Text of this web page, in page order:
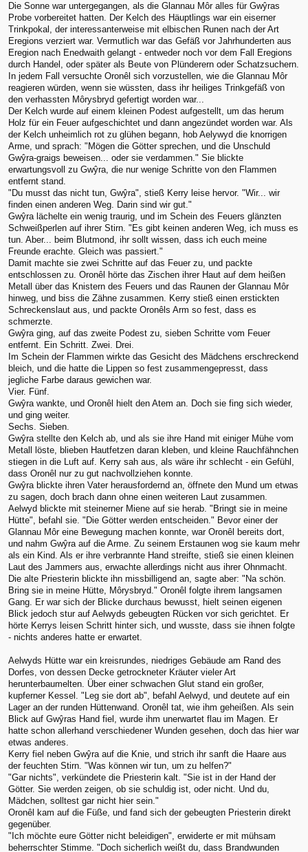
Die Sonne war untergegangen, als die Glannau Môr alles für Gwŷras
Probe vorbereitet hatten. Der Kelch des Häuptlings war ein eiserner
Trinkpokal, der interessanterweise mit elbischen Runen nach der Art
Eregions verziert war. Vermutlich war das Gefäß vor Jahrhunderten aus
Eregion nach Enedwaith gelangt - entweder noch vor dem Fall Eregions
durch Handel, oder später als Beute von Plünderern oder Schatzsuchern.
In jedem Fall versuchte Oronêl sich vorzustellen, wie die Glannau Môr
reagieren würden, wenn sie wüssten, dass ihr heiliges Trinkgefäß von
den verhassten Môrysbryd gefertigt worden war...
Der Kelch wurde auf einem kleinen Podest aufgestellt, um das herum
Holz für ein Feuer aufgeschichtet und dann angezündet worden war. Als
der Kelch unheimlich rot zu glühen begann, hob Aelywyd die knorrigen
Arme, und sprach: "Mögen die Götter sprechen, und die Unschuld
Gwŷra-graigs beweisen... oder sie verdammen." Sie blickte
erwartungsvoll zu Gwŷra, die nur wenige Schritte von den Flammen
entfernt stand.
"Du musst das nicht tun, Gwŷra", stieß Kerry leise hervor. "Wir... wir
finden einen anderen Weg. Darin sind wir gut."
Gwŷra lächelte ein wenig traurig, und im Schein des Feuers glänzten
Schweißperlen auf ihrer Stirn. "Es gibt keinen anderen Weg, ich muss es
tun. Aber... beim Blutmond, ihr sollt wissen, dass ich euch meine
Freunde erachte. Gleich was passiert."
Damit machte sie zwei Schritte auf das Feuer zu, und packte
entschlossen zu. Oronêl hörte das Zischen ihrer Haut auf dem heißen
Metall über das Knistern des Feuers und das Raunen der Glannau Môr
hinweg, und biss die Zähne zusammen. Kerry stieß einen erstickten
Schreckenslaut aus, und packte Oronêls Arm so fest, dass es
schmerzte.
Gwŷra ging, auf das zweite Podest zu, sieben Schritte vom Feuer
entfernt. Ein Schritt. Zwei. Drei.
Im Schein der Flammen wirkte das Gesicht des Mädchens erschreckend
bleich, und die hatte die Lippen so fest zusammengepresst, dass
jegliche Farbe daraus gewichen war.
Vier. Fünf.
Gwŷra wankte, und Oronêl hielt den Atem an. Doch sie fing sich wieder,
und ging weiter.
Sechs. Sieben.
Gwŷra stellte den Kelch ab, und als sie ihre Hand mit einiger Mühe vom
Metall löste, blieben Hautfetzen daran kleben, und kleine Rauchfähnchen
stiegen in die Luft auf. Kerry sah aus, als wäre ihr schlecht - ein Gefühl,
dass Oronêl nur zu gut nachvollziehen konnte.
Gwŷra blickte ihren Vater herausfordernd an, öffnete den Mund um etwas
zu sagen, doch brach dann ohne einen weiteren Laut zusammen.
Aelwyd blickte mit steinerner Miene auf sie herab. "Bringt sie in meine
Hütte", befahl sie. "Die Götter werden entscheiden." Bevor einer der
Glannau Môr eine Bewegung machen konnte, war Oronêl bereits dort,
und nahm Gwŷra auf die Arme. Zu seinem Erstaunen wog sie kaum mehr
als ein Kind. Als er ihre verbrannte Hand streifte, stieß sie einen kleinen
Laut des Jammers aus, erwachte allerdings nicht aus ihrer Ohnmacht.
Die alte Priesterin blickte ihn missbilligend an, sagte aber: "Na schön.
Bring sie in meine Hütte, Môrysbryd." Oronêl folgte ihrem langsamen
Gang. Er war sich der Blicke durchaus bewusst, hielt seinen eigenen
Blick jedoch stur auf Aelwyds gebeugten Rücken vor sich gerichtet. Er
hörte Kerrys leisen Schritt hinter sich, und wusste, dass sie ihnen folgte
- nichts anderes hatte er erwartet.
Aelwyds Hütte war ein kreisrundes, niedriges Gebäude am Rand des
Dorfes, von dessen Decke getrockneter Kräuter vieler Art
herunterbaumelten. Über einer schwachen Glut stand ein großer,
kupferner Kessel. "Leg sie dort ab", befahl Aelwyd, und deutete auf ein
Lager an der runden Hüttenwand. Oronêl tat, wie ihm geheißen. Als sein
Blick auf Gwŷras Hand fiel, wurde ihm unerwartet flau im Magen. Er
hatte schon allerhand verschiedener Wunden gesehen, doch das hier war
etwas anderes.
Kerry fiel neben Gwŷra auf die Knie, und strich ihr sanft die Haare aus
der feuchten Stirn. "Was können wir tun, um zu helfen?"
"Gar nichts", verkündete die Priesterin kalt. "Sie ist in der Hand der
Götter. Sie werden zeigen, ob sie schuldig ist, oder nicht. Und du,
Mädchen, solltest gar nicht hier sein."
Oronêl kam auf die Füße, und fand sich der gebeugten Priesterin direkt
gegenüber.
"Ich möchte eure Götter nicht beleidigen", erwiderte er mit mühsam
beherrschter Stimme. "Doch sicherlich weißt du, dass Brandwunden